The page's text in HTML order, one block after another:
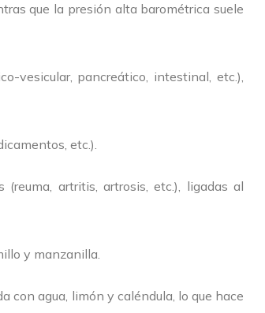
que la presión alta barométrica suele
vesicular, pancreático, intestinal, etc.),
etc.).
artritis, artrosis, etc.), ligadas al
y manzanilla.
con agua, limón y caléndula, lo que hace